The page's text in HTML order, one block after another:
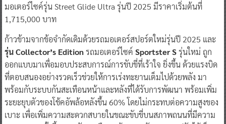
มอเตอร์ไซค์รุ่น Street Glide Ultra รุ่นปี 2025 มีราคาเริ่มต้นที่
1,715,000 บาท
ก้าวข้ามจากข้อจำกัดเดิมด้วยรถมอเตอร์สปอร์ตใหม่รุ่นปี 2025 และ
รุ่น Collector’s Editionรถมอเตอร์ไซค์ Sportster Sรุ่นใหม่ ถูก
ออกแบบมาเพื่อมอบประสบการณ์การขับขี่ที่เร้าใจ ยิ่งขึ้น ด้วยแรงบิด
ที่ตอบสนองอย่างรวดเร็วช่วยให้การเร่งทะยานเต็มไปด้วยพลัง มา
พร้อมกับระบบกันสะเทือนหน้าและหลังที่ได้รับการพัฒนา พร้อมเพิ่ม
ระยะยุบตัวของโช้คอัพล้อหลังขึ้น 60% โดยไม่กระทบต่อความสูงของ
เบาะ เพื่อเพิ่มความสะดวกสบายในขณะขับขี่บนสภาพถนนที่มีความ